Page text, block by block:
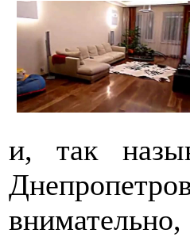
и, так